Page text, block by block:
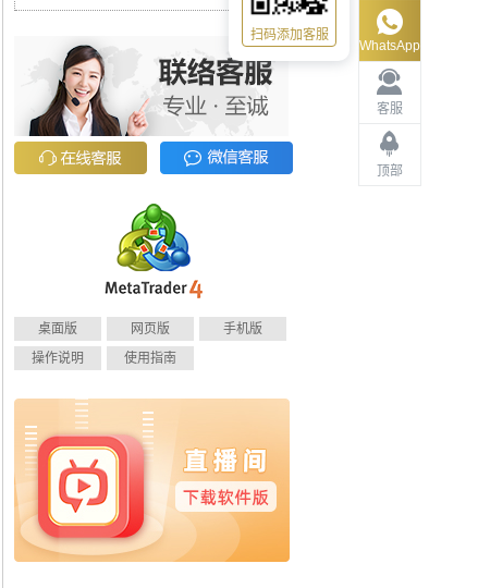
客服
顶部
WhatsApp
扫码添加客服
桌面版 网页版
手机版
操作说明
使用指南